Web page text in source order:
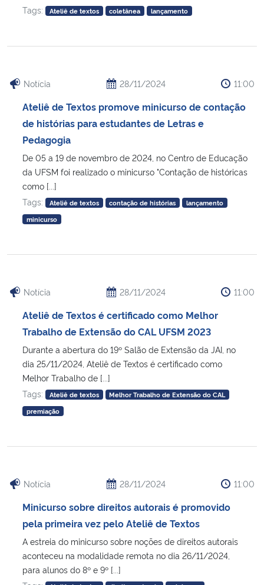
Tags:
Ateliê de textos coletânea lançamento
Notícia 28/11/2024 11:00
Ateliê de Textos promove minicurso de contação
de histórias para estudantes de Letras e
Pedagogia
De 05 a 19 de novembro de 2024, no Centro de Educação
da UFSM foi realizado o minicurso "Contação de históricas
como [...]
Tags:
Ateliê de textos contação de histórias
lançamento
minicurso
Notícia 28/11/2024 11:00
Ateliê de Textos é certificado como Melhor
Trabalho de Extensão do CAL UFSM 2023
Durante a abertura do 19º Salão de Extensão da JAI, no
dia 25/11/2024, Ateliê de Textos é certificado como
Melhor Trabalho de [...]
Tags:
Ateliê de textos
Melhor Trabalho de Extensão do CAL
premiação
Notícia 28/11/2024 11:00
Minicurso sobre direitos autorais é promovido
pela primeira vez pelo Ateliê de Textos
A estreia do minicurso sobre noções de direitos autorais
aconteceu na modalidade remota no dia 26/11/2024,
para alunos do 8º e 9º [...]